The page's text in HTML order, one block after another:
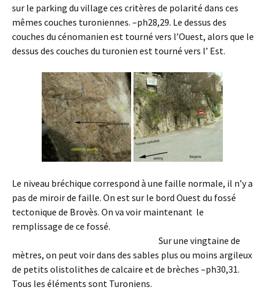
sur le parking du village ces critères de polarité dans ces
mêmes couches turoniennes. –ph28,29. Le dessus des
couches du cénomanien est tourné vers l’Ouest, alors que le
dessus des couches du turonien est tourné vers l’ Est.
Le niveau bréchique correspond à une faille normale, il n’y a
pas de miroir de faille. On est sur le bord Ouest du fossé
tectonique de Brovès. On va voir maintenant le
remplissage de ce fossé.
Sur une vingtaine de
mètres, on peut voir dans des sables plus ou moins argileux
de petits olistolithes de calcaire et de brèches –ph30,31.
Tous les éléments sont Turoniens.